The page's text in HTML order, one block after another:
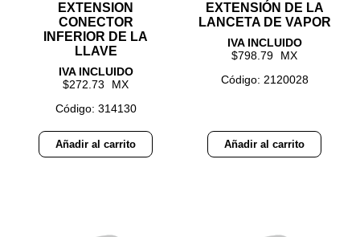
EXTENSION
CONECTOR
INFERIOR DE LA
LLAVE
272.73
Código: 314130
Añadir al carrito
EXTENSIÓN DE LA
LANCETA DE VAPOR
798.79
Código: 2120028
Añadir al carrito